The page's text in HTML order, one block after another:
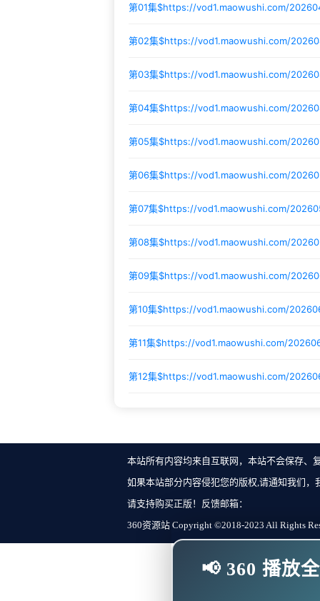
第01集$https://vod1.maowushi.com/
第02集$https://vod1.maowushi.com/
第03集$https://vod1.maowushi.com/
第04集$https://vod1.maowushi.com/
第05集$https://vod1.maowushi.com/
第06集$https://vod1.maowushi.com/
第07集$https://vod1.maowushi.com/
第08集$https://vod1.maowushi.com/
第09集$https://vod1.maowushi.com/
第10集$https://vod1.maowushi.com/
第11集$https://vod1.maowushi.com/
第12集$https://vod1.maowushi.com/
本站所有内容均来自互联网，本站不会保存、
如果本站部分内容侵犯您的版权,请通知我们
请支持购买正版！反馈邮箱：
360资源站 Copyright ©2018-2023 All Rights
📢 360 播放